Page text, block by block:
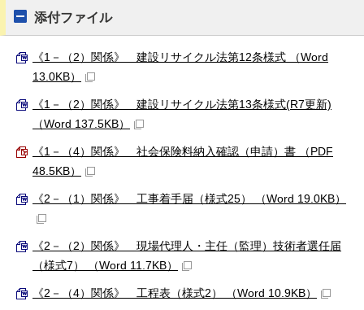
添付ファイル
《1－（2）関係》 建設リサイクル法第12条様式 （Word
13.0KB）
《1－（2）関係》 建設リサイクル法第13条様式(R7更新)
（Word 137.5KB）
《1－（4）関係》 社会保険料納入確認（申請）書 （PDF
48.5KB）
《2－（1）関係》 工事着手届（様式25） （Word 19.0KB）
《2－（2）関係》 現場代理人・主任（監理）技術者選任届
（様式7） （Word 11.7KB）
《2－（4）関係》 工程表（様式2） （Word 10.9KB）